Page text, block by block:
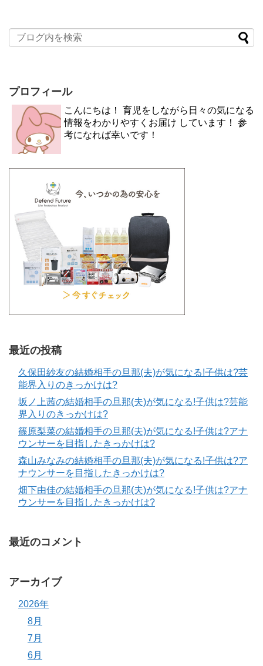
プロフィール
こんにちは！ 育児をしながら日々の気になる
情報をわかりやすくお届け しています！ 参
考になれば幸いです！
最近の投稿
久保田紗友の結婚相手の旦那(夫)が気になる!子供は?芸
能界入りのきっかけは?
坂ノ上茜の結婚相手の旦那(夫)が気になる!子供は?芸能
界入りのきっかけは?
篠原梨菜の結婚相手の旦那(夫)が気になる!子供は?アナ
ウンサーを目指したきっかけは?
森山みなみの結婚相手の旦那(夫)が気になる!子供は?ア
ナウンサーを目指したきっかけは?
畑下由佳の結婚相手の旦那(夫)が気になる!子供は?アナ
ウンサーを目指したきっかけは?
最近のコメント
アーカイブ
2026年
8月
7月
6月